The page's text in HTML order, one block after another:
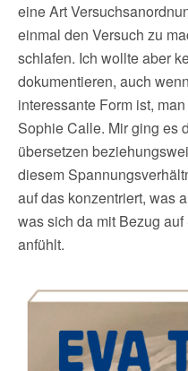
eine Art
einmal den Versuch zu
schlafen. Ich wollte aber
dokumentieren, auch
interessante Form ist,
Sophie Calle. Mir ging es
übersetzen
diesem
auf das konzentriert, was
was sich da mit Bezug
anfühlt.